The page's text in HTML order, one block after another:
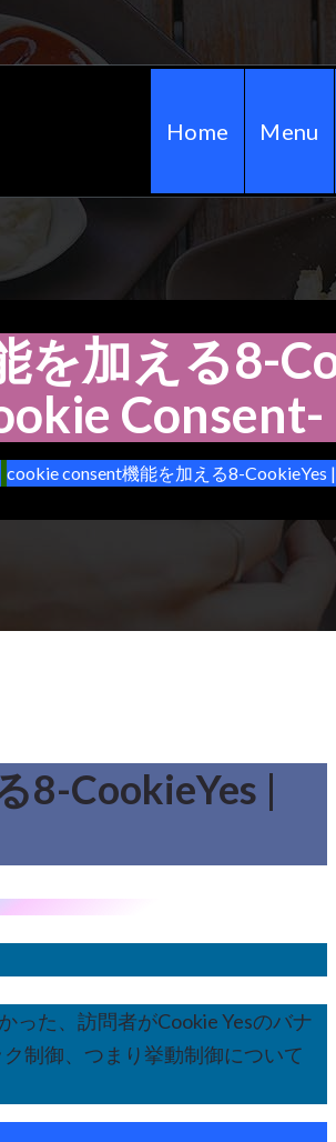
Home Menu
を加える8-
Consent-
cookie consent機能を加える8-CookieYes
8-CookieYes |
った、訪問者がCookie Yesのバナ
制御、つまり挙動制御について